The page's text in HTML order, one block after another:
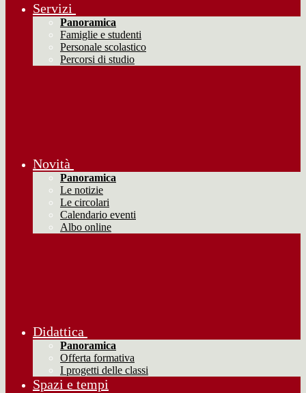
Servizi
Panoramica
Famiglie e studenti
Personale scolastico
Percorsi di studio
Novità
Panoramica
Le notizie
Le circolari
Calendario eventi
Albo online
Didattica
Panoramica
Offerta formativa
I progetti delle classi
Spazi e tempi